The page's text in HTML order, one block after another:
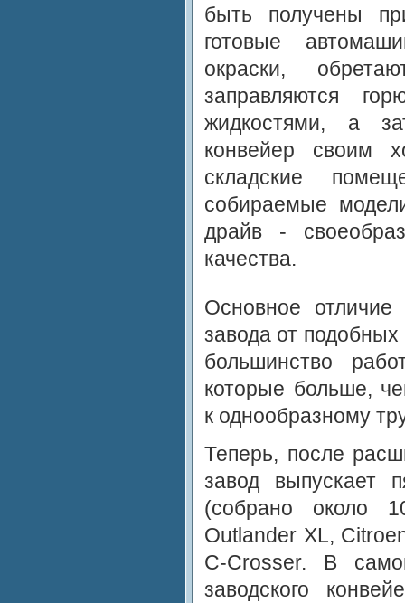
быть получены
готовые
окраски,
заправляются
жидкостями, а
конвейер своим
складские
собираемые
драйв -
качества.
Основное отличие
завода от
большинство
которые больше,
к однообразному
Теперь, после
завод выпускает
(собрано около
Outlander XL,
C-Crosser. В
заводского